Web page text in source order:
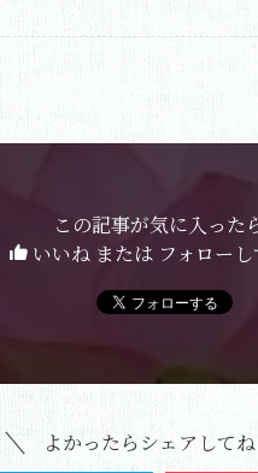
この記事が気に入った
いいね または フォローし
よかったらシェアしてね